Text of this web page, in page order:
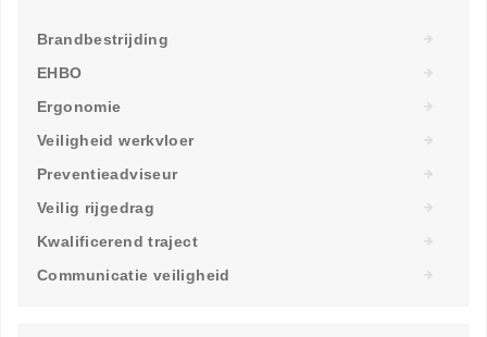
Brandbestrijding
EHBO
Ergonomie
Veiligheid werkvloer
Preventieadviseur
Veilig rijgedrag
Kwalificerend traject
Communicatie veiligheid